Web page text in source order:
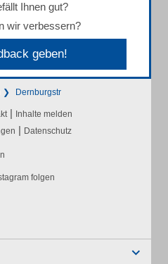
Ihnen gut?
wir verbessern?
geben!
Dernburgstr
| Inhalte melden
| Datenschutz
folgen